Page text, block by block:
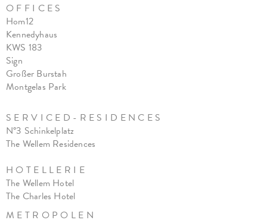
O F F I C E S
Hom12
Kennedyhaus
KWS 183
Sign
Großer Burstah
Montgelas Park
S E R V I C E D - R E S I D E N C E S
N°3 Schinkelplatz
The Wellem Residences
H O T E L L E R I E
The Wellem Hotel
The Charles Hotel
M E T R O P O L E N